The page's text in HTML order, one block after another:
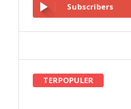
Subscribers
TERPOPULER